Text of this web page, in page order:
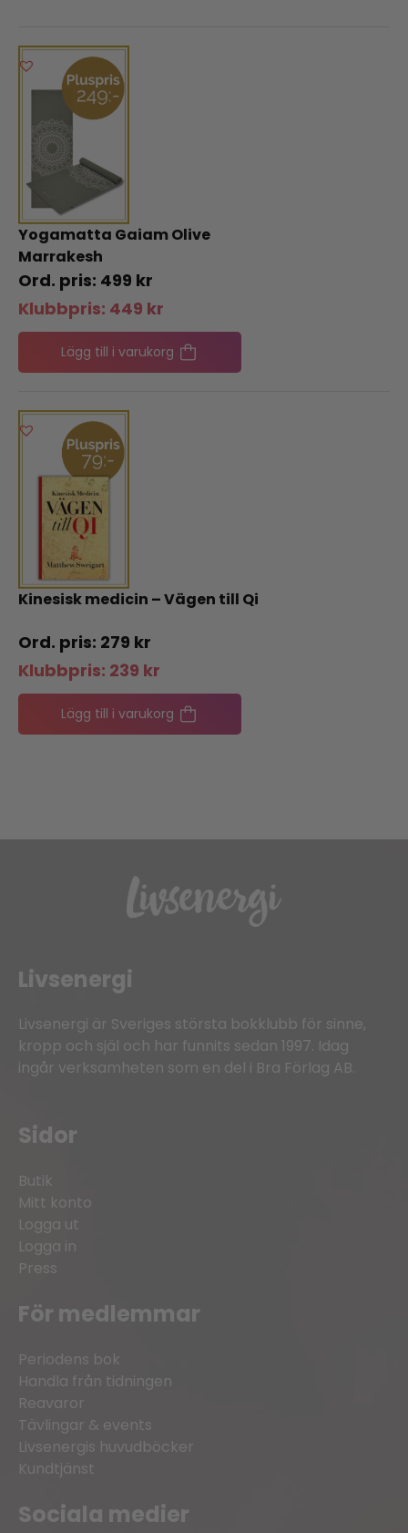
Yogamatta Gaiam Olive
Marrakesh
499 kr
Klubbpris: 449 kr
Lägg till i varukorg
Kinesisk medicin – Vägen till Qi
279 kr
Klubbpris: 239 kr
Lägg till i varukorg
Livsenergi
Livsenergi är Sveriges största bokklubb för sinne,
kropp och själ och har funnits sedan 1997. Idag
ingår verksamheten som en del i Bra Förlag AB.
Sidor
Butik
Mitt konto
Logga ut
Logga in
Press
För medlemmar
Periodens bok
Handla från tidningen
Reavaror
Tävlingar & events
Livsenergis huvudböcker
Kundtjänst
Sociala medier